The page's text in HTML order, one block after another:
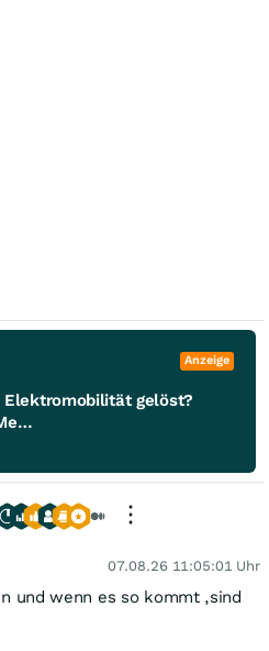
Anzeige
Elektromobilität gelöst?
Battery X Metals
07.08.26 11:05:01 Uhr
und wenn es so kommt ,sind